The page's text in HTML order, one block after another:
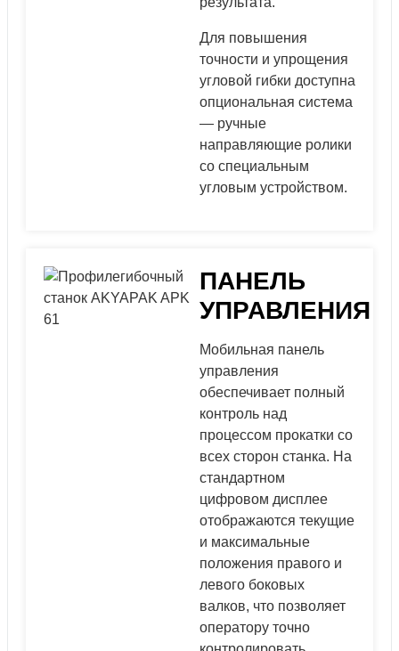
Для повышения
точности и упрощения
угловой гибки доступна
опциональная система
— ручные
направляющие ролики
со специальным
угловым устройством.
ПАНЕЛЬ
УПРАВЛЕНИЯ
Мобильная панель
управления
обеспечивает полный
контроль над
процессом прокатки со
всех сторон станка. На
стандартном
цифровом дисплее
отображаются текущие
и максимальные
положения правого и
левого боковых
валков, что позволяет
оператору точно